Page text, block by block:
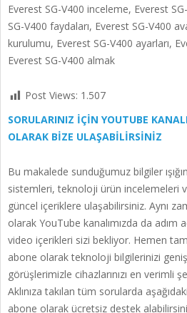
Everest SG-V400 inceleme, Everest
SG-V400 faydaları, Everest SG-V400
kurulumu, Everest SG-V400 ayarları,
Everest SG-V400 almak
Post Views: 1.507
SORULARINIZ İÇİN YOUTUBE
OLARAK BİZE ULAŞABİLİRSİNİZ
Bu makalede sunduğumuz bilgiler
sistemleri, teknoloji ürün incelemeleri
güncel içeriklere ulaşabilirsiniz. Aynı
olarak YouTube kanalımızda da adım
video içerikleri sizi bekliyor. Hemen
abone olarak teknoloji bilgilerinizi
görüşlerimizle cihazlarınızı en verimli
Aklınıza takılan tüm sorularda
abone olarak ücretsiz destek